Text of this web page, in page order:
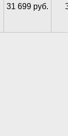
31 699 руб.